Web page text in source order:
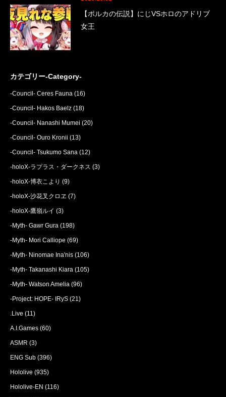
【ポルカの伝説】にじVSホロのアドリブ
女王
カテゴリー-Category-
-Council- Ceres Fauna (16)
-Council- Hakos Baelz (18)
-Council- Nanashi Mumei (20)
-Council- Ouro Kronii (13)
-Council- Tsukumo Sana (12)
-holoX-ラプラス・ダークネス (3)
-holoX-博衣こより (9)
-holoX-沙花叉クロヱ (7)
-holoX-鷹嶺ルイ (3)
-Myth- Gawr Gura (198)
-Myth- Mori Calliope (69)
-Myth- Ninomae Ina'nis (106)
-Myth- Takanashi Kiara (105)
-Myth- Watson Amelia (96)
-Project: HOPE- IRyS (21)
.Live (11)
A.I.Games (60)
ASMR (3)
ENG Sub (396)
Hololive (935)
Hololive-EN (116)